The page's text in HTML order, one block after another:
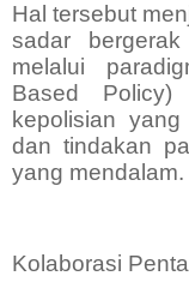
Hal tersebut
sadar
melalui
Based Policy)
kepolisian
dan tindakan
yang mendalam.
Kolaborasi